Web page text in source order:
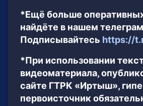
*Ещё больше
найдёте в нашем
Подписывайтесь https://
*При использовании
видеоматериала,
сайте ГТРК «Иртыш»,
первоисточник